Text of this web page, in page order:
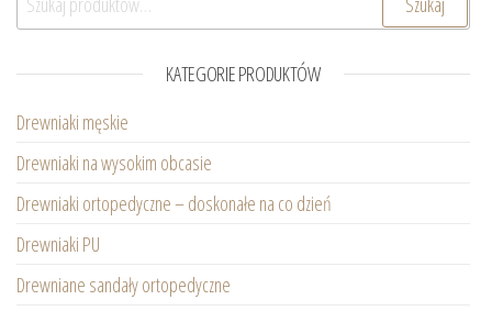
KATEGORIE PRODUKTÓW
Drewniaki męskie
Drewniaki na wysokim obcasie
Drewniaki ortopedyczne – doskonałe na co dzień
Drewniaki PU
Drewniane sandały ortopedyczne